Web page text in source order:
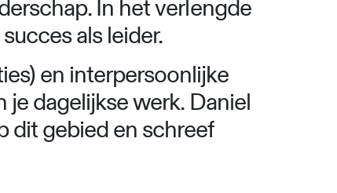
In het verlengde
als leider.
en interpersoonlijke
dagelijkse werk. Daniel
dit gebied en schreef